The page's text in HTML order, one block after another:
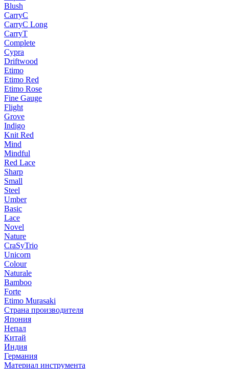
Blush
CarryC
CarryC Long
CarryT
Complete
Cypra
Driftwood
Etimo
Etimo Red
Etimo Rose
Fine Gauge
Flight
Grove
Indigo
Knit Red
Mind
Mindful
Red Lace
Sharp
Small
Steel
Umber
Basic
Lace
Novel
Nature
CraSyTrio
Unicorn
Colour
Naturale
Bamboo
Forte
Etimo Murasaki
Страна производителя
Япония
Непал
Китай
Индия
Германия
Материал инструмента